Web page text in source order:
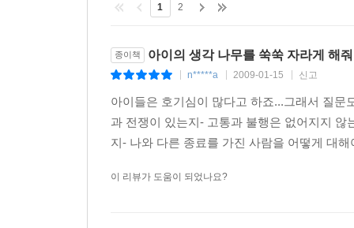
1 2
종이책 아이의 생각 나무를 쑥쑥 자라게 해
n*****a 2009-01-15 신고
아이들은 호기심이 많다고 하죠...그래서 질
과 전쟁이 있는지- 고통과 불행은 없어지지
지- 나와 다른 종료를 가진 사람을 어떻게 대
이 리뷰가 도움이 되었나요?